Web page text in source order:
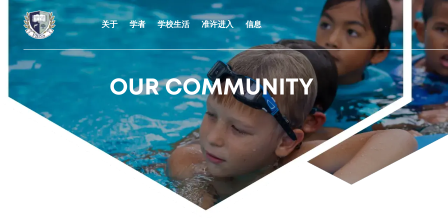
关于 学者 学校生活 准许进入 信息
OUR COMMUNITY